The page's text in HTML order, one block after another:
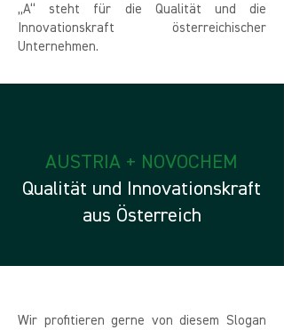
„A“ steht für die Qualität und die
Innovationskraft österreichischer
Unternehmen.
AUSTRIA + NOVOCHEM
Qualität und Innovationskraft
aus Österreich
Wir profitieren gerne von diesem Slogan